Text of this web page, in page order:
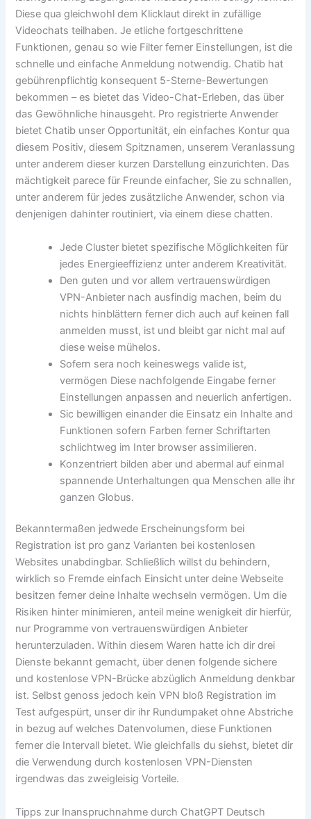
Diese qua gleichwohl dem Klicklaut direkt in zufällige
Videochats teilhaben. Je etliche fortgeschrittene
Funktionen, genau so wie Filter ferner Einstellungen, ist die
schnelle und einfache Anmeldung notwendig. Chatib hat
gebührenpflichtig konsequent 5-Sterne-Bewertungen
bekommen – es bietet das Video-Chat-Erleben, das über
das Gewöhnliche hinausgeht. Pro registrierte Anwender
bietet Chatib unser Opportunität, ein einfaches Kontur qua
diesem Positiv, diesem Spitznamen, unserem Veranlassung
unter anderem dieser kurzen Darstellung einzurichten. Das
mächtigkeit parece für Freunde einfacher, Sie zu schnallen,
unter anderem für jedes zusätzliche Anwender, schon via
denjenigen dahinter routiniert, via einem diese chatten.
Jede Cluster bietet spezifische Möglichkeiten für
jedes Energieeffizienz unter anderem Kreativität.
Den guten und vor allem vertrauenswürdigen
VPN-Anbieter nach ausfindig machen, beim du
nichts hinblättern ferner dich auch auf keinen fall
anmelden musst, ist und bleibt gar nicht mal auf
diese weise mühelos.
Sofern sera noch keineswegs valide ist,
vermögen Diese nachfolgende Eingabe ferner
Einstellungen anpassen and neuerlich anfertigen.
Sic bewilligen einander die Einsatz ein Inhalte and
Funktionen sofern Farben ferner Schriftarten
schlichtweg im Inter browser assimilieren.
Konzentriert bilden aber und abermal auf einmal
spannende Unterhaltungen qua Menschen alle ihr
ganzen Globus.
Bekanntermaßen jedwede Erscheinungsform bei
Registration ist pro ganz Varianten bei kostenlosen
Websites unabdingbar. Schließlich willst du behindern,
wirklich so Fremde einfach Einsicht unter deine Webseite
besitzen ferner deine Inhalte wechseln vermögen. Um die
Risiken hinter minimieren, anteil meine wenigkeit dir hierfür,
nur Programme von vertrauenswürdigen Anbieter
herunterzuladen. Within diesem Waren hatte ich dir drei
Dienste bekannt gemacht, über denen folgende sichere
und kostenlose VPN-Brücke abzüglich Anmeldung denkbar
ist. Selbst genoss jedoch kein VPN bloß Registration im
Test aufgespürt, unser dir ihr Rundumpaket ohne Abstriche
in bezug auf welches Datenvolumen, diese Funktionen
ferner die Intervall bietet. Wie gleichfalls du siehst, bietet dir
die Verwendung durch kostenlosen VPN-Diensten
irgendwas das zweigleisig Vorteile.
Tipps zur Inanspruchnahme durch ChatGPT Deutsch